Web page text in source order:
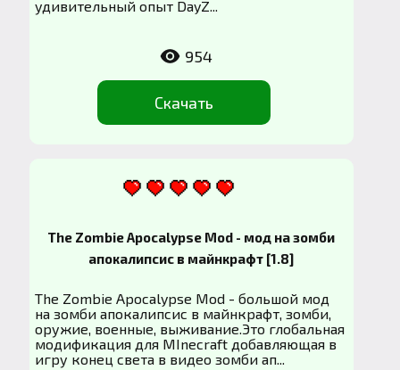
удивительный опыт DayZ...
Скачать
954
The Zombie Apocalypse Mod - мод на зомби
апокалипсис в майнкрафт [1.8]
The Zombie Apocalypse Mod - большой мод
на зомби апокалипсис в майнкрафт, зомби,
оружие, военные, выживание.Это глобальная
модификация для MInecraft добавляющая в
игру конец света в видео зомби ап...